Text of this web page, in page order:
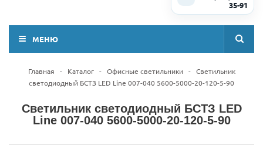
35-91
МЕНЮ
Главная - Каталог - Офисные светильники - Светильник
светодиодный БСТЗ LED Line 007-040 5600-5000-20-120-5-90
Светильник светодиодный БСТЗ LED
Line 007-040 5600-5000-20-120-5-90